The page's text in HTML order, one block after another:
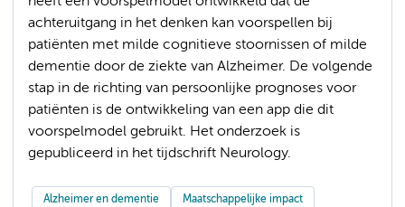
achteruitgang in het denken kan voorspellen bij
patiënten met milde cognitieve stoornissen of milde
dementie door de ziekte van Alzheimer. De volgende
stap in de richting van persoonlijke prognoses voor
patiënten is de ontwikkeling van een app die dit
voorspelmodel gebruikt. Het onderzoek is
gepubliceerd in het tijdschrift Neurology.
Alzheimer en dementie Maatschappelijke impact